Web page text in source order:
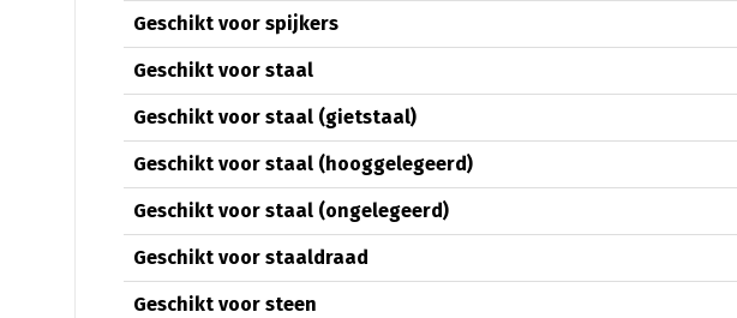
Geschikt voor spijkers
Geschikt voor staal
Geschikt voor staal (gietstaal)
Geschikt voor staal (hooggelegeerd)
Geschikt voor staal (ongelegeerd)
Geschikt voor staaldraad
Geschikt voor steen